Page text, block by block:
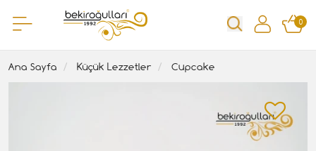
0
Ana Sayfa Küçük Lezzetler Cupcake